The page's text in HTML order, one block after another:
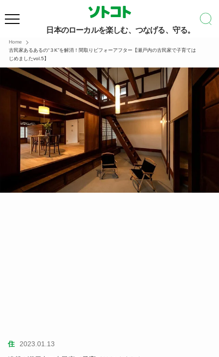
日本のローカルを楽しむ、つなげる、守る。
Home
古民家あるあるの“３K”を解消！間取りビフォーアフター【瀬戸内の古民家で子育ては
じめましたvol.5】
住
2023.01.13